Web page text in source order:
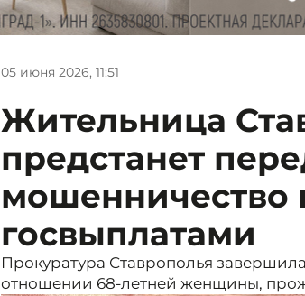
05 июня 2026, 11:51
Жительница
предстанет
мошенничество
госвыплатами
Прокуратура Ставрополья
отношении 68-летней женщины,